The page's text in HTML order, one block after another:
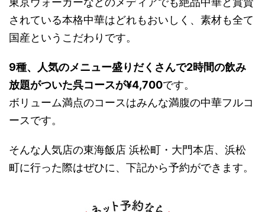
されている本格中華はどれもおいしく、素材も全て
国産というこだわりです。
9種、人気のメニュー盛りだくさんで2時間の飲み
放題がついた呉コースが¥4,700です。
ボリューム満点のコースはみんな満腹の中華フルコ
ースです。
そんな人気店の東海飯店 浜松町・大門本店、浜松
町に行った際はぜひに、下記から予約ができます。